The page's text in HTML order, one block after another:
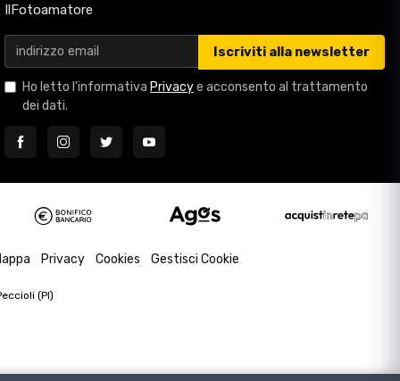
IlFotoamatore
Iscriviti alla newsletter
Ho letto l'informativa Privacye acconsento al trattamento
dei dati.
Privacy Cookies Gestisci Cookie
(PI)